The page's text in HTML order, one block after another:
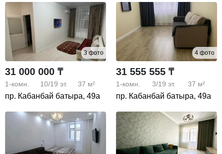
3 фото
31 000 000 ₸
1-комн. 10/19 эт. 37 м²
пр. Кабанбай батыра, 49а
4 фото
31 555 555 ₸
1-комн. 3/19 эт. 37 м²
пр. Кабанбай батыра, 49а